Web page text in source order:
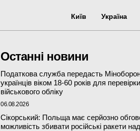
Київ Україна
Останні новини
Податкова служба передасть
українців віком 18-60 років для перевірки
військового обліку
06.08.2026
Сікорський: Польща має серйозно
можливість збивати російські ракети над